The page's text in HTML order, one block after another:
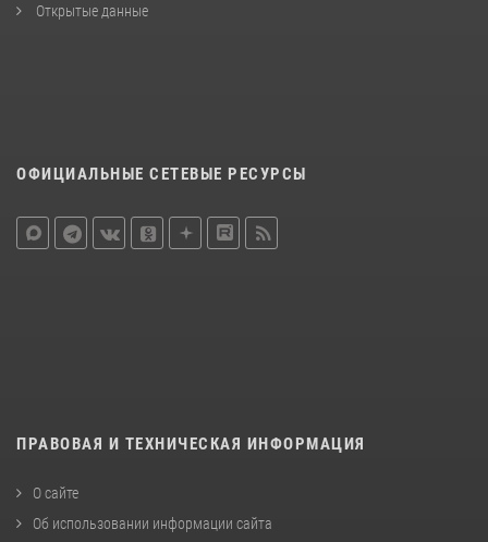
Открытые данные
ОФИЦИАЛЬНЫЕ СЕТЕВЫЕ РЕСУРСЫ
ПРАВОВАЯ И ТЕХНИЧЕСКАЯ ИНФОРМАЦИЯ
О сайте
Об использовании информации сайта